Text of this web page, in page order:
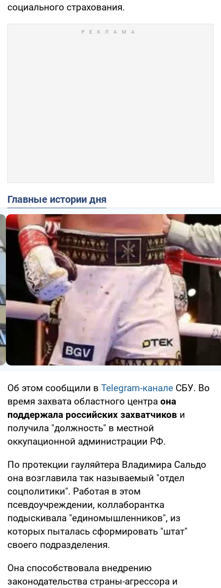
социального страхования.
Главные истории дня
Об этом сообщили в Telegram-канале СБУ. Во
время захвата областного центра она
поддержала российских захватчиков и
получила "должность" в местной
оккупационной администрации РФ.
По протекции гауляйтера Владимира Сальдо
она возглавила так называемый "отдел
соцполитики". Работая в этом
псевдоучреждении, коллаборантка
подыскивала "единомышленников", из
которых пыталась сформировать "штат"
своего подразделения.
Она способствовала внедрению
законодательства страны-агрессора и